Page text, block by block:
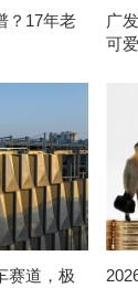
？17年老
广
可
赛道，极